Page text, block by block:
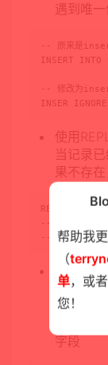
遇到唯
-- 原来是
INSERT
-- 修改为
INSER
使用
当记录
果不存
REPLACE
-- Affected
-- 如果已存在
使用
字段
帮助我
（
单，或
您！